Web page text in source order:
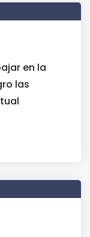
en la
las